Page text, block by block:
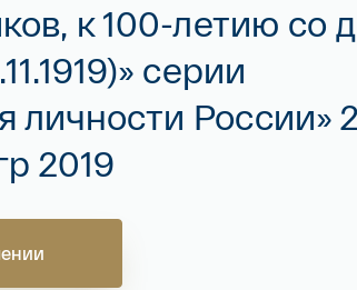
к 100-летию со
серии
России»
2019